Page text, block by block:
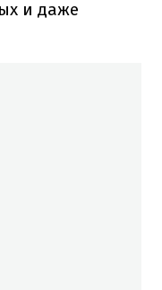
и даже